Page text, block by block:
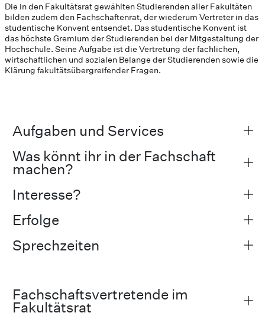
Die in den Fakultätsrat gewählten Studierenden aller Fakultäten
bilden zudem den Fachschaftenrat, der wiederum Vertreter in das
studentische Konvent entsendet. Das studentische Konvent ist
das höchste Gremium der Studierenden bei der Mitgestaltung der
Hochschule. Seine Aufgabe ist die Vertretung der fachlichen,
wirtschaftlichen und sozialen Belange der Studierenden sowie die
Klärung fakultätsübergreifender Fragen.
Aufgaben und Services
Was könnt ihr in der Fachschaft
machen?
Interesse?
Erfolge
Sprechzeiten
Fachschaftsvertretende im
Fakultätsrat